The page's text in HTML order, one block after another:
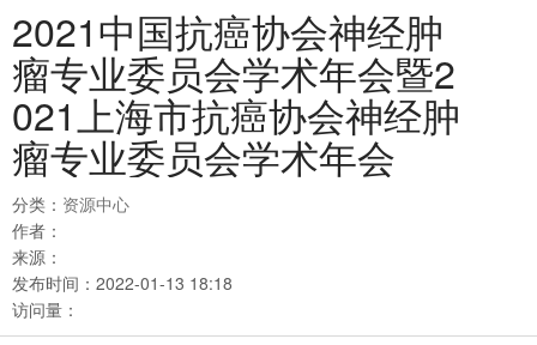
2021中国抗癌协会神经肿
瘤专业委员会学术年会暨2
021上海市抗癌协会神经肿
瘤专业委员会学术年会
分类： 资源中心
作者：
来源：
发布时间： 2022-01-13 18:18
访问量：